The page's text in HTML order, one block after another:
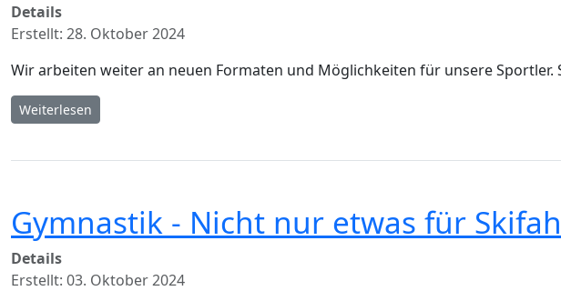
Details
Erstellt: 28. Oktober 2024
Wir arbeiten weiter an neuen Formaten und Möglichkeiten für unsere
Weiterlesen
Gymnastik - Nicht nur etwas für
Details
Erstellt: 03. Oktober 2024